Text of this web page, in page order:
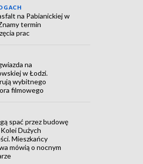
na Pabianickiej w
termin
prac
na
w Łodzi.
wybitnego
filmowego
spać przez budowę
Dużych
Mieszkańcy
mówią o nocnym